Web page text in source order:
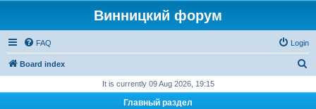
Винницкий форум
FAQ Login
Board index
It is currently 09 Aug 2026, 19:15
Главный раздел